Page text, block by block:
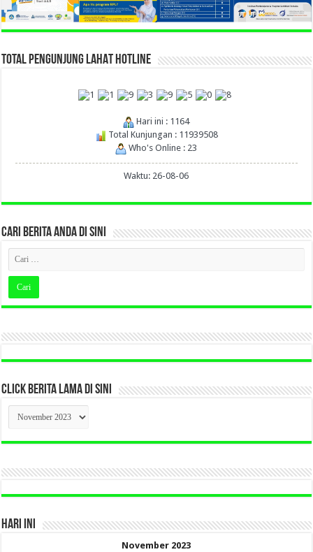
TOTAL PENGUNJUNG LAHAT HOTLINE
Hari ini : 1164
Total Kunjungan : 11939508
Who's Online : 23
Waktu: 26-08-06
CARI BERITA ANDA DI SINI
CLICK BERITA LAMA DI SINI
CLICK
BERITA
LAMA
DI
HARI INI
November 2023